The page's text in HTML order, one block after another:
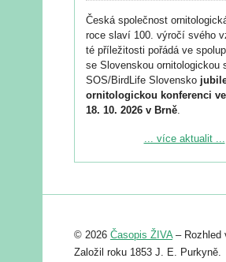
Česká společnost
roce slaví 100. výročí svého
té příležitosti pořádá ve
se Slovenskou ornitologickou
SOS/BirdLife Slovensko
ornitologickou konferenci
18. 10. 2026 v Brně.
Podrobnější informace ke
Registrovat se můžete do 6.
abstraktu přihlášené
posteru je už 30. června.
... více aktualit ...
© 2026 Časopis ŽIVA– Rozhled
Založil roku 1853 J. E. Purkyně.